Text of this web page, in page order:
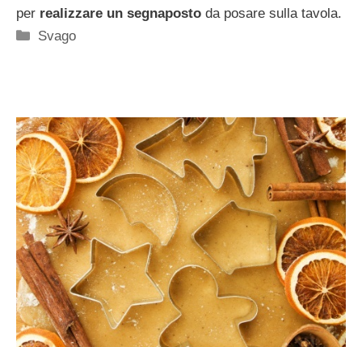
per realizzare un segnaposto da posare sulla tavola.
Categorie
Svago